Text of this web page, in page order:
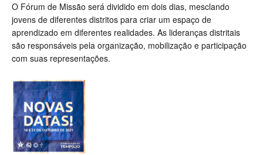
O Fórum de Missão será dividido em dois dias, mesclando
jovens de diferentes distritos para criar um espaço de
aprendizado em diferentes realidades. As lideranças distritais
são responsáveis pela organização, mobilização e participação
com suas representações.